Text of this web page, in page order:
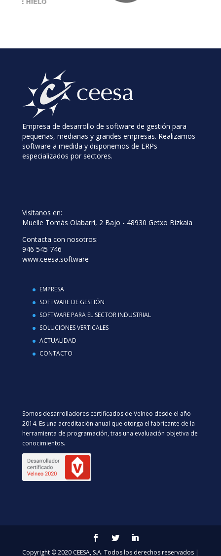
Empresa de desarrollo de software de gestión para
pequeñas, medianas y grandes empresas. Realizamos
software a medida y disponemos de ERPs
especializados por sectores.
Visítanos en:
Muelle Tomás Olabarri, 2 Bajo - 48930 Getxo Bizkaia
Contacta con nosotros:
946 545 746
www.ceesa.software
EMPRESA
SOFTWARE DE GESTIÓN
SOFTWARE PARA EL SECTOR INDUSTRIAL
SOLUCIONES VERTICALES
ACTUALIDAD
CONTACTO
Somos desarrolladores certificados de Velneo desde el año
2014. Es una acreditación anual que otorga el fabricante de la
herramienta de programación, tras una evaluación objetiva de
conocimientos.
Copyright © 2020 CEESA, S.A. Todos los derechos reservados |